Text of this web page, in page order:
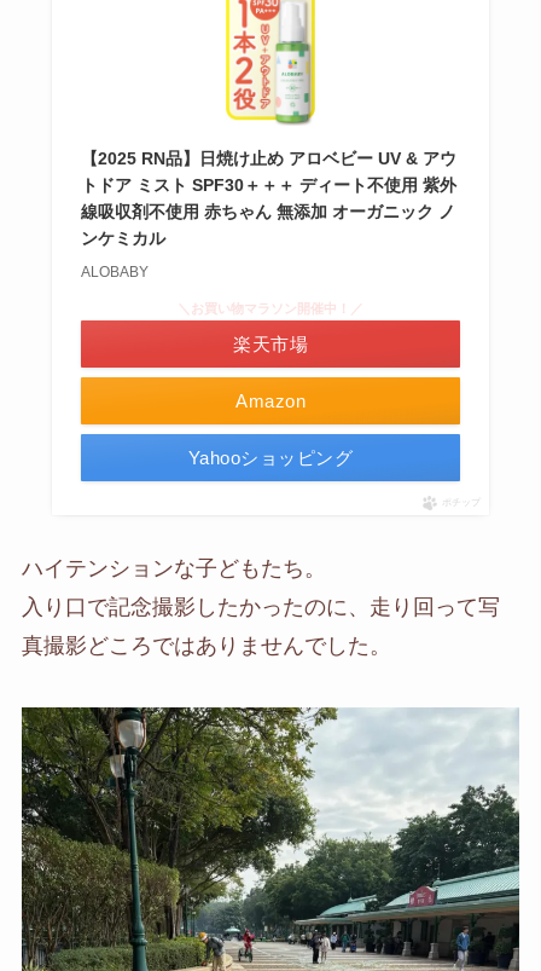
【2025 RN品】日焼け止め アロベビー UV & アウ
トドア ミスト SPF30＋＋＋ ディート不使用 紫外
線吸収剤不使用 赤ちゃん 無添加 オーガニック ノ
ンケミカル
ALOBABY
Amazon
＼お買い物マラソン開催中！／
楽天市場
Yahooショッピング
ポチップ
ハイテンションな子どもたち。
入り口で記念撮影したかったのに、走り回って写
真撮影どころではありませんでした。